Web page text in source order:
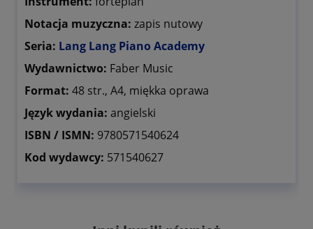
Notacja muzyczna: zapis nutowy
Seria: Lang Lang Piano Academy
Wydawnictwo: Faber Music
Format: 48 str., A4, miękka oprawa
Język wydania: angielski
ISBN / ISMN: 9780571540624
Kod wydawcy: 571540627